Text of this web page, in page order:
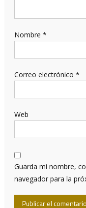
Nombre *
Correo electrónico *
Web
Guarda mi nombre,
navegador para la